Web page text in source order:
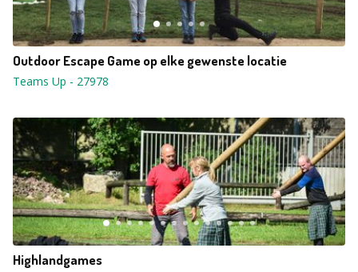
Outdoor Escape Game op elke gewenste locatie
Teams Up - 27978
Highlandgames